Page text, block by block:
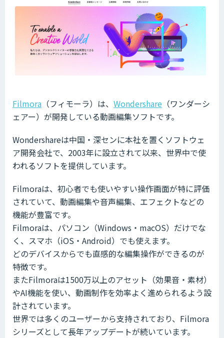
Filmora （フィモーラ）は、 Wondershare （ワンダーシ
ェアー）が開発している動画編集ソフトです。
Wondershareは中国・深センに本社を置くソフトウェ
ア開発会社で、2003年に設立されて以来、世界中で使
われるソフトを提供しています。
Filmoraは、初心者でも使いやすい操作画面が特に評価
されていて、動画編集や音声編集、エフェクトなどの
機能が豊富です。
Filmoraは、パソコン（Windows・macOS）だけでな
く、スマホ（iOS・Android）でも使えます。
どのデバイスからでも直感的な編集操作ができるのが
特徴です。
またFilmoraは1500万以上のアセット（効果音・素材）
やAI機能を使い、動画制作を効率よく進められるよう設
計されています。
世界では多くのユーザーから支持されており、Filmora
シリーズとして長年アップデートが続いています。